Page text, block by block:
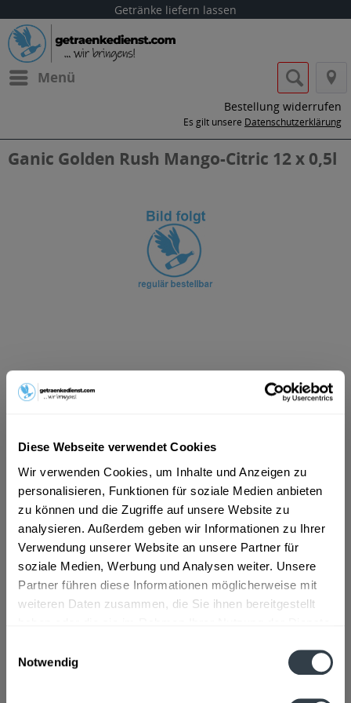
Diese Webseite verwendet Cookies
Wir verwenden Cookies, um Inhalte und Anzeigen zu
personalisieren, Funktionen für soziale Medien anbieten
zu können und die Zugriffe auf unsere Website zu
analysieren. Außerdem geben wir Informationen zu Ihrer
Verwendung unserer Website an unsere Partner für
soziale Medien, Werbung und Analysen weiter. Unsere
Partner führen diese Informationen möglicherweise mit
weiteren Daten zusammen, die Sie ihnen bereitgestellt
Notwendig
Getränke liefern lassen
Menü
Bestellung widerrufen
Es gilt unsere Datenschutzerklärung
Ganic Golden Rush Mango-Citric 12 x 0,5l
ab 101,01 € *
Vorrätig
MEHRWEG
+3,30 € Pfand
In den Warenkorb
Artikel-Nr.:
25785
Verfügbar in: